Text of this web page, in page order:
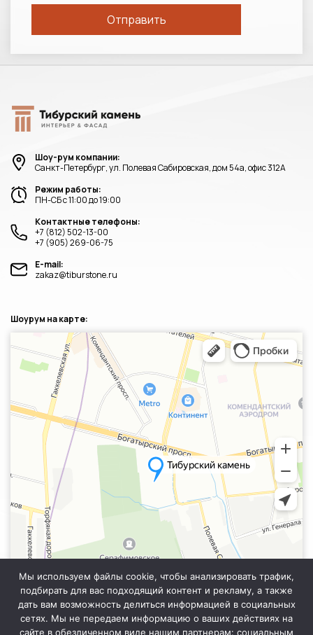
Мы используем файлы cookie, чтобы анализировать трафик,
подбирать для вас подходящий контент и рекламу, а также
дать вам возможность делиться информацией в социальных
сетях. Мы не передаем информацию о ваших действиях на
сайте в обезличенном виде нашим партнерам: социальным
Шоу-рум компании:
Санкт-Петербург, ул. Полевая Сабировская, дом 54а, офис 312А
Режим работы:
ПН-СБ с 11:00 до 19:00
Контактные телефоны:
+7 (812) 502-13-00
+7 (905) 269-06-75
E-mail:
zakaz@tiburstone.ru
Шоурум на карте:
Санкт‑Петербург
Яндекс.Карты — транспорт, навигация, поиск мест